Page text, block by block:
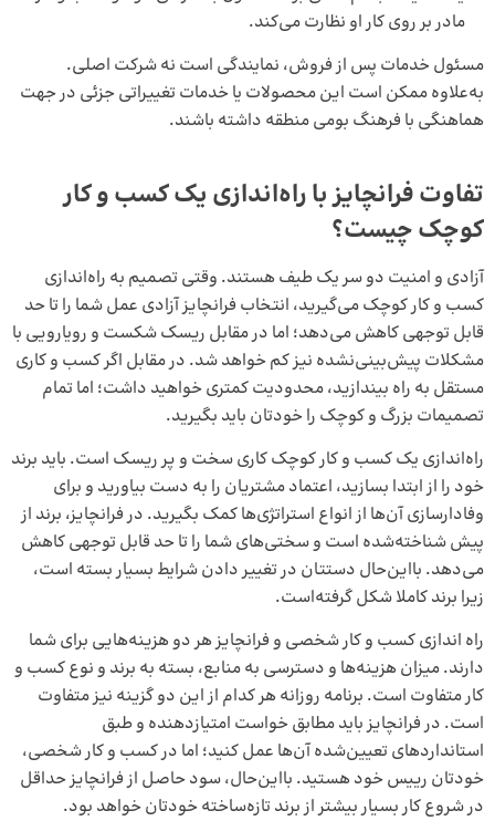
مادر بر روی کار او نظارت می‌کند.
مسئول خدمات پس از فروش، نمایندگی است نه شرکت اصلی.
به‌علاوه ممکن است این محصولات یا خدمات تغییراتی جزئی در جهت
هماهنگی با فرهنگ بومی منطقه داشته باشند.
تفاوت فرانچایز با راه‌اندازی یک کسب و کار
کوچک چیست؟
آزادی و امنیت دو سر یک طیف هستند. وقتی تصمیم به راه‌اندازی
کسب و کار کوچک می‌گیرید، انتخاب فرانچایز آزادی عمل شما را تا حد
قابل توجهی کاهش می‌دهد؛ اما در مقابل ریسک شکست و رویارویی با
مشکلات پیش‌بینی‌نشده نیز کم خواهد شد. در مقابل اگر کسب و کاری
مستقل به راه بیندازید، محدودیت کمتری خواهید داشت؛ اما تمام
تصمیمات بزرگ و کوچک را خودتان باید بگیرید.
راه‌اندازی یک کسب و کار کوچک کاری سخت و پر ریسک است. باید برند
خود را از ابتدا بسازید، اعتماد مشتریان را به دست بیاورید و برای
وفادارسازی آن‌ها از انواع استراتژی‌ها کمک بگیرید. در فرانچایز، برند از
پیش شناخته‌شده است و سختی‌های شما را تا حد قابل توجهی کاهش
می‌دهد. بااین‌حال دستتان در تغییر دادن شرایط بسیار بسته است،
زیرا برند کاملا شکل گرفته‌است.
راه اندازی کسب و کار شخصی و فرانچایز هر دو هزینه‌هایی برای شما
دارند. میزان هزینه‌ها و دسترسی به منابع، بسته به برند و نوع کسب و
کار متفاوت است. برنامه روزانه هر کدام از این دو گزینه نیز متفاوت
است. در فرانچایز باید مطابق خواست امتیازدهنده و طبق
استانداردهای تعیین‌شده آن‌ها عمل کنید؛ اما در کسب و کار شخصی،
خودتان رییس خود هستید. بااین‌حال، سود حاصل از فرانچایز حداقل
در شروع کار بسیار بیشتر از برند تازه‌ساخته خودتان خواهد بود.